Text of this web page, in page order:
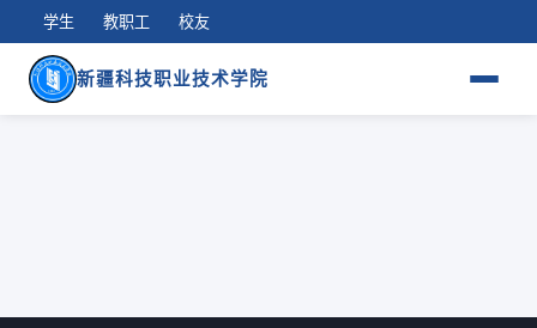
学生 教职工 校友
新疆科技职业技术学院